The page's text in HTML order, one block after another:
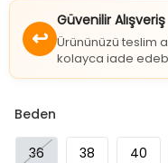
↩
Güvenilir Alışveriş
Ürününüzü teslim
kolayca iade
Beden
36 38 40